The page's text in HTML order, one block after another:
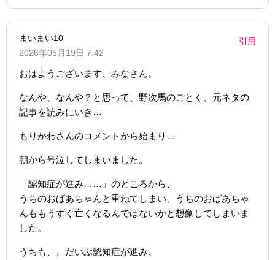
まいまい10
2026年05月19日 7:42
引用
おはようございます、みなさん。
なんや、なんや？と思って、野次馬のごとく、元ネタの
記事を読みにいき…
もりかわさんのコメントから始まり…
朝から号泣してしまいました。
「認知症が進み……」のところから、
うちのおばあちゃんと重ねてしまい、うちのおばあちゃ
んももうすぐ亡くなるんではないかと想像してしまいま
した。
うちも、、だいぶ認知症が進み、